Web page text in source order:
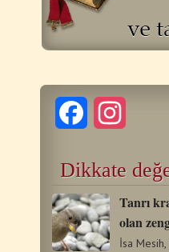
Facebook
Dikkate
Tanrı
olan